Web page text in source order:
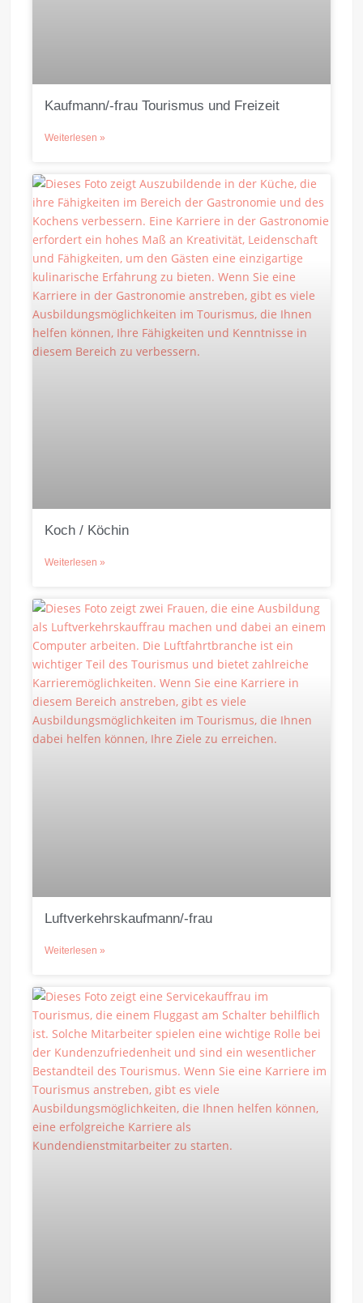
Kaufmann/-frau Tourismus und Freizeit
Weiterlesen »
Koch / Köchin
Weiterlesen »
Luftverkehrskaufmann/-frau
Weiterlesen »